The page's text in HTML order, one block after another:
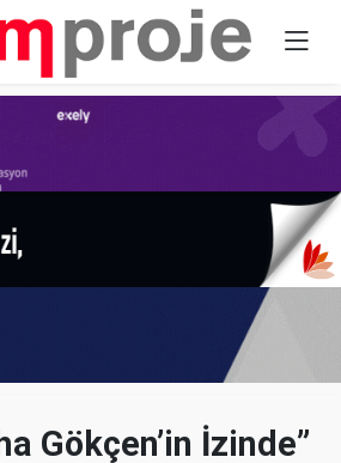
Gökçen’in İzinde”